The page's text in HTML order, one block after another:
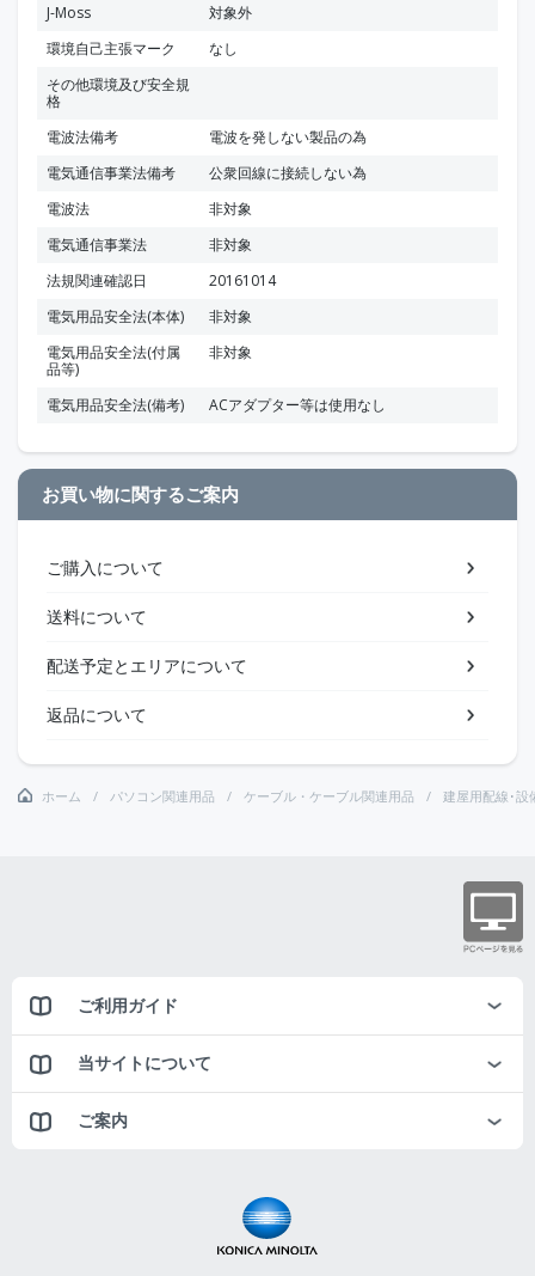
J-Moss
対象外
環境自己主張マーク
なし
その他環境及び安全規
格
電波法備考
電波を発しない製品の為
電気通信事業法備考
公衆回線に接続しない為
電波法
非対象
電気通信事業法
非対象
法規関連確認日
20161014
電気用品安全法(本体)
非対象
電気用品安全法(付属
品等)
非対象
電気用品安全法(備考) ACアダプター等は使用なし
お買い物に関するご案内
ご購入について
送料について
配送予定とエリアについて
返品について
ホーム パソコン関連用品 ケーブル・ケーブル関連用品 建屋用配線･設
ご利用ガイド
当サイトについて
ご案内